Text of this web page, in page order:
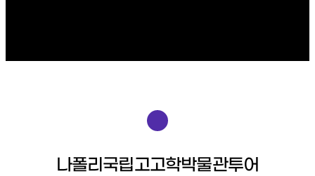
나폴리국립고고학박물관투어